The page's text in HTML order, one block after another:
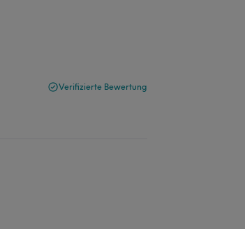
Verifizierte Bewertung